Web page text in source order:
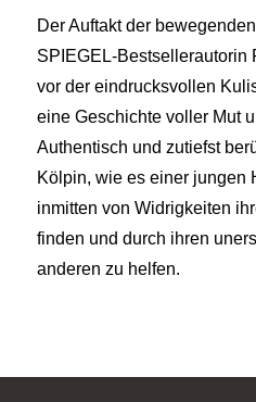
Der Auftakt der
SPIEGEL-Bestsellerautorin
vor der eindrucksvollen
eine Geschichte voller Mut
Authentisch und zutiefst
Kölpin, wie es einer jungen
inmitten von Widrigkeiten
finden und durch ihren
anderen zu helfen.